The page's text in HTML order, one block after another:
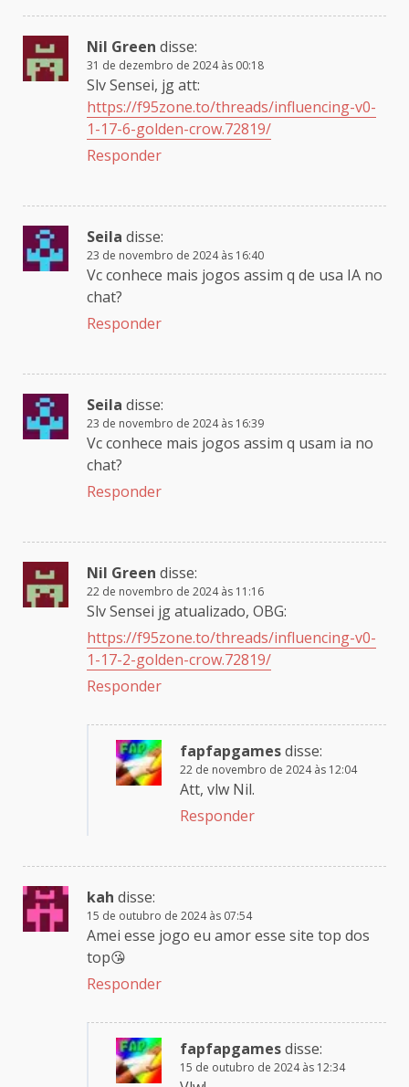
Nil Green disse:
31 de dezembro de 2024 às 00:18
Slv Sensei, jg att:
https://f95zone.to/threads/influencing-v0-
1-17-6-golden-crow.72819/
Responder
Seila disse:
23 de novembro de 2024 às 16:40
Vc conhece mais jogos assim q de usa IA no
chat?
Responder
Seila disse:
23 de novembro de 2024 às 16:39
Vc conhece mais jogos assim q usam ia no
chat?
Responder
Nil Green disse:
22 de novembro de 2024 às 11:16
Slv Sensei jg atualizado, OBG:
https://f95zone.to/threads/influencing-v0-
1-17-2-golden-crow.72819/
Responder
fapfapgamesdisse:
22 de novembro de 2024 às 12:04
Att, vlw Nil.
Responder
kah disse:
15 de outubro de 2024 às 07:54
Amei esse jogo eu amor esse site top dos
top😘
Responder
fapfapgamesdisse:
15 de outubro de 2024 às 12:34